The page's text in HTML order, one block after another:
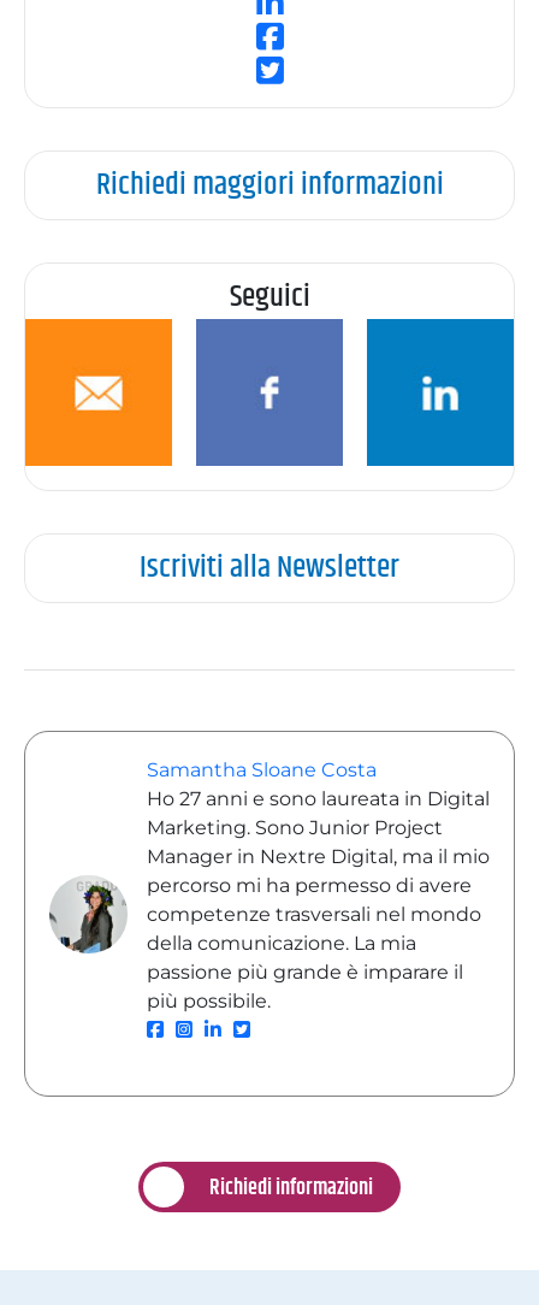
Richiedi maggiori informazioni
Seguici
Iscriviti alla Newsletter
Samantha Sloane Costa
Ho 27 anni e sono laureata in Digital
Marketing. Sono Junior Project
Manager in Nextre Digital, ma il mio
percorso mi ha permesso di avere
competenze trasversali nel mondo
della comunicazione. La mia
passione più grande è imparare il
più possibile.
Richiedi informazioni